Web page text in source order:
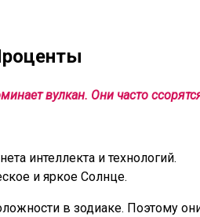
вулкан. Они часто
интеллекта и технологий.
и яркое Солнце.
в зодиаке. Поэтому